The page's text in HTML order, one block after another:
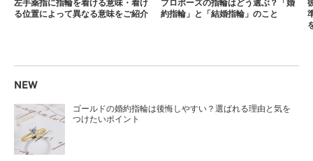
左手薬指に指輪を着ける意味・着け
る位置によって異なる意味をご紹介
プロポーズの指輪はどう選ぶ？「婚
約指輪」と「結婚指輪」のこと
NEW
ゴールドの婚約指輪は後悔しやすい？選ばれる理由と気を
つけたいポイント